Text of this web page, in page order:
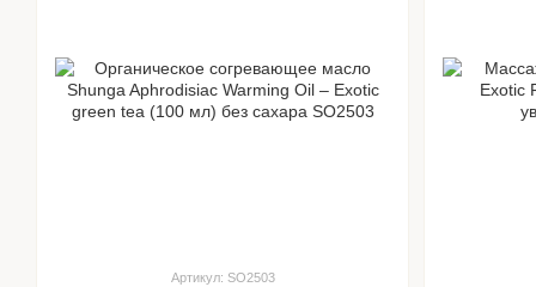
Артикул: SO2503